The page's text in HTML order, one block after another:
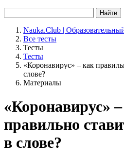
Найти
Nauka.Club |
Все тесты
Тесты
Тесты
«Коронавирус» – как
слове?
Материалы
«Коронавирус»
правильно
в слове?